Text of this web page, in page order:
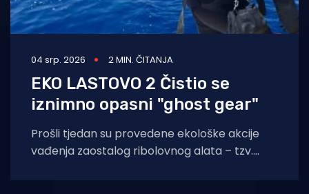
04 srp. 2026 2 MIN. ČITANJA
EKO LASTOVO 2 Čistio se
iznimno opasni "ghost gear"
Prošli tjedan su provedene ekološke akcije
vađenja zaostalog ribolovnog alata – tzv.
izgubljenim ribolovnim